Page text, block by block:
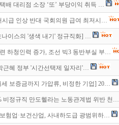
배 대리점 소장 ‘또’ 부당이익 취득 …
시급 인상 반대 국회의원 급여 최저시…
나이스의 '생색 내기' 정규직화] …
하청인력 증가, 조선 빅3 동반부실 부…
근혜 정부 '시간선택제 일자리'…
세 보증금까지 가압류, 비정한 기업] 20…
비정규직 만도헬라는 노동관계법 위반 천…
험업·보건산업, 사내하도급 광범위하…